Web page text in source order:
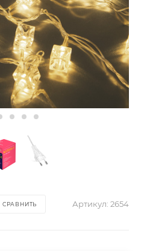
СРАВНИТЬ Артикул: 2654